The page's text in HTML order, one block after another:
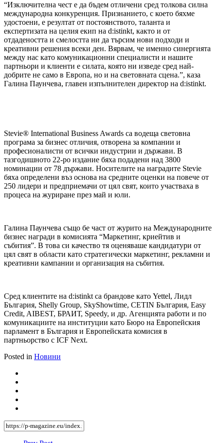
“Изключителна чест е да бъдем отличени сред толкова силна
международна конкуренция. Признанието, с което бяхме
удостоени, е резултат от постоянството, таланта и
експертизата на целия екип на d:istinkt, както и от
отдадеността и смелостта ни да търсим нови подходи и
креативни решения всеки ден. Вярвам, че именно синергията
между нас като комуникационни специалисти и нашите
партньори и клиенти е силата, която ни изведе сред най-
добрите не само в Европа, но и на световната сцена.”, каза
Галина Паунчева, главен изпълнителен директор на d:istinkt.
Stevie® International Business Awards са водеща световна
програма за бизнес отличия, отворена за компании и
професионалисти от всички индустрии и държави. В
тазгодишното 22-ро издание бяха подадени над 3800
номинации от 78 държави. Носителите на наградите Stevie
бяха определени въз основа на средните оценки на повече от
250 лидери и предприемачи от цял свят, които участваха в
процеса на журиране през май и юли.
Галина Паунчева също бе част от журито на Международните
бизнес награди в комисията “Маркетинг, криейтив и
събития”. В това си качество тя оценяваше кандидатури от
цял свят в области като стратегически маркетинг, рекламни и
креативни кампании и организация на събития.
Сред клиентите на d:istinkt са брандове като Yettel, Лидл
България, Shelly Group, SkyShowtime, CETIN България, Easy
Credit, AIBEST, БРАИТ, Speedy, и др. Агенцията работи и по
комуникациите на институции като Бюро на Европейския
парламент в България и Европейската комисия в
партньорство с ICF Next.
Posted in Новини